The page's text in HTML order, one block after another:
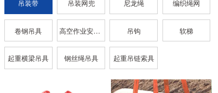
吊装带 吊装网兜 尼龙绳 编织绳网
卷钢吊具 高空作业安全带 吊钩 软梯
起重横梁吊具 钢丝绳吊具 起重吊链索具